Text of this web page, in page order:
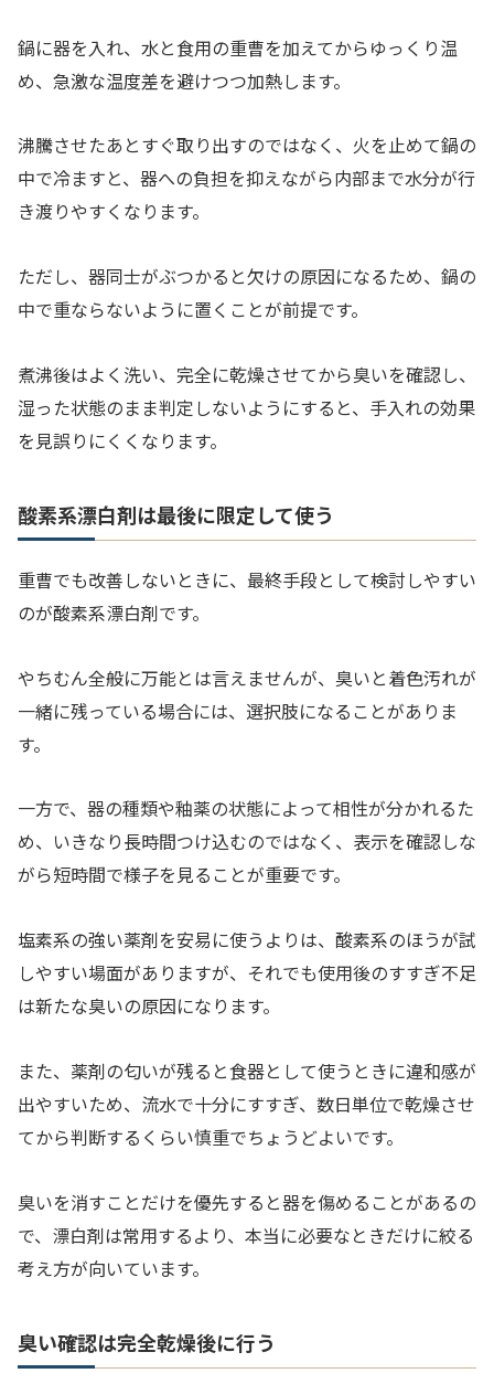
鍋に器を入れ、水と食用の重曹を加えてからゆっくり温
め、急激な温度差を避けつつ加熱します。
沸騰させたあとすぐ取り出すのではなく、火を止めて鍋の
中で冷ますと、器への負担を抑えながら内部まで水分が行
き渡りやすくなります。
ただし、器同士がぶつかると欠けの原因になるため、鍋の
中で重ならないように置くことが前提です。
煮沸後はよく洗い、完全に乾燥させてから臭いを確認し、
湿った状態のまま判定しないようにすると、手入れの効果
を見誤りにくくなります。
酸素系漂白剤は最後に限定して使う
重曹でも改善しないときに、最終手段として検討しやすい
のが酸素系漂白剤です。
やちむん全般に万能とは言えませんが、臭いと着色汚れが
一緒に残っている場合には、選択肢になることがありま
す。
一方で、器の種類や釉薬の状態によって相性が分かれるた
め、いきなり長時間つけ込むのではなく、表示を確認しな
がら短時間で様子を見ることが重要です。
塩素系の強い薬剤を安易に使うよりは、酸素系のほうが試
しやすい場面がありますが、それでも使用後のすすぎ不足
は新たな臭いの原因になります。
また、薬剤の匂いが残ると食器として使うときに違和感が
出やすいため、流水で十分にすすぎ、数日単位で乾燥させ
てから判断するくらい慎重でちょうどよいです。
臭いを消すことだけを優先すると器を傷めることがあるの
で、漂白剤は常用するより、本当に必要なときだけに絞る
考え方が向いています。
臭い確認は完全乾燥後に行う